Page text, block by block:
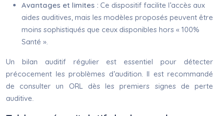
Avantages et limites : Ce dispositif facilite l’accès aux
aides auditives, mais les modèles proposés peuvent être
moins sophistiqués que ceux disponibles hors « 100%
Santé ».
Un bilan auditif régulier est essentiel pour détecter
précocement les problèmes d’audition. Il est recommandé
de consulter un ORL dès les premiers signes de perte
auditive.